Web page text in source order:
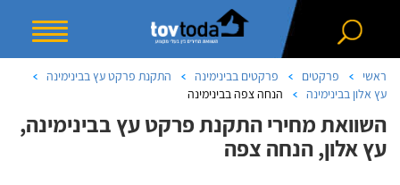
ראשי פרקטים פרקטים בבינימינה
התקנת פרקט עץ בבינימינה
עץ אלון בבינימינה
הנחה צפה בבינימינה
השוואת מחירי התקנת פרקט עץ בבינימינה,
עץ אלון, הנחה צפה